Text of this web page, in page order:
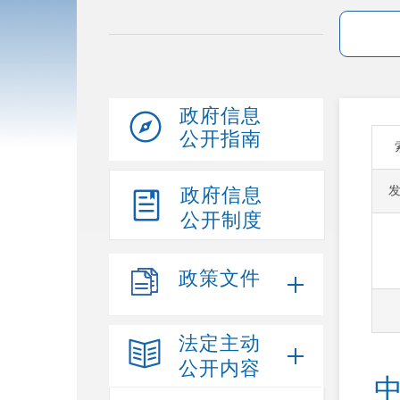
政府信息
公开指南
政府信息
公开制度
政策文件
法定主动
公开内容